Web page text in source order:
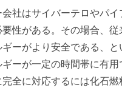
社はサイバーテロやパ
要性がある。その場合、
ーがより安全である、と
ーが一定の時間帯に有
全に対応するには化石